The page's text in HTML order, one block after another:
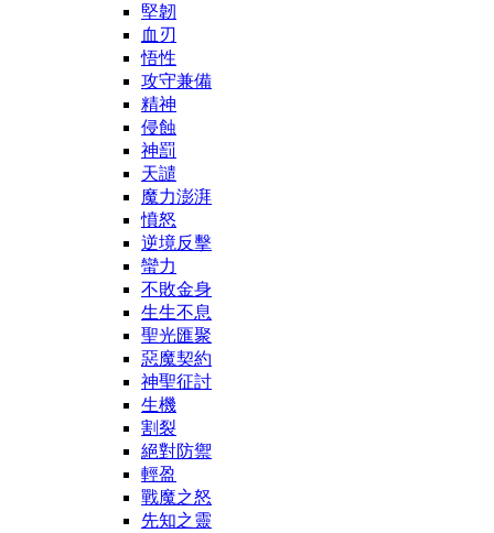
堅韌
血刃
悟性
攻守兼備
精神
侵蝕
神罰
天譴
魔力澎湃
憤怒
逆境反擊
蠻力
不敗金身
生生不息
聖光匯聚
惡魔契約
神聖征討
生機
割裂
絕對防禦
輕盈
戰魔之怒
先知之靈